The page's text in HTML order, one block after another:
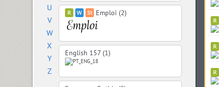
U
V
W
X
Y
Z
Emploi (2)
English 157 (1)